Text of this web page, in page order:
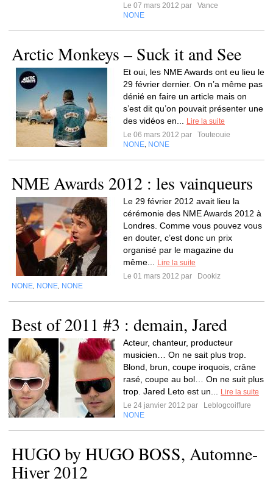
Le 07 mars 2012 par
Vance
NONE
Arctic Monkeys – Suck it and See
Et oui, les NME Awards ont eu lieu le
29 février dernier. On n’a même pas
dénié en faire un article mais on
s’est dit qu’on pouvait présenter une
des vidéos en...
Lire la suite
Le 06 mars 2012 par
Touteouie
NONE NONE
NME Awards 2012 : les vainqueurs
Le 29 février 2012 avait lieu la
cérémonie des NME Awards 2012 à
Londres. Comme vous pouvez vous
en douter, c’est donc un prix
organisé par le magazine du
même...
Lire la suite
Le 01 mars 2012 par
Dookiz
NONE NONE NONE
Best of 2011 #3 : demain, Jared
Acteur, chanteur, producteur
musicien… On ne sait plus trop.
Blond, brun, coupe iroquois, crâne
rasé, coupe au bol… On ne suit plus
trop. Jared Leto est un...
Lire la suite
Le 24 janvier 2012 par
Leblogcoiffure
NONE
HUGO by HUGO BOSS, Automne-
Hiver 2012